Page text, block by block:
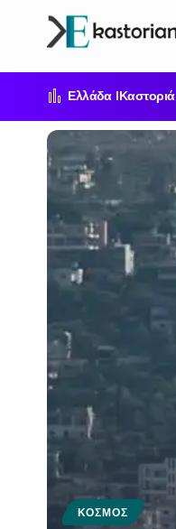
Ελλάδα Καστοριά
ΚΌΣΜΟΣ